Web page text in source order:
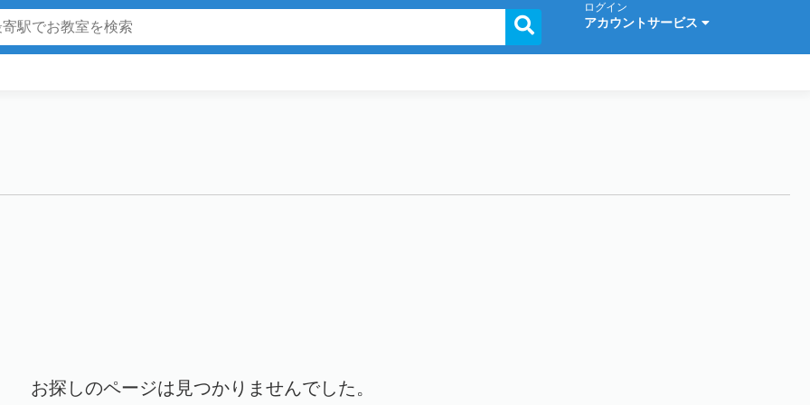
ログイン
アカウントサービス
お探しのページは見つかりませんでした。